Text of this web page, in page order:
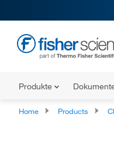
Produkte
Home Products